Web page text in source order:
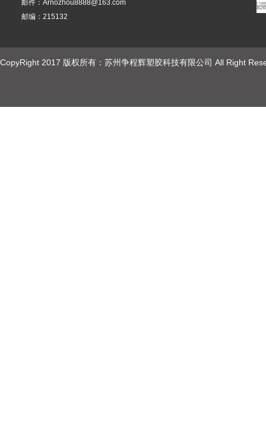
邮件：Arnozhou8888@163.com
邮编：215132
CopyRight 2017 版权所有：苏州争程辉塑胶科技有限公司 All Right